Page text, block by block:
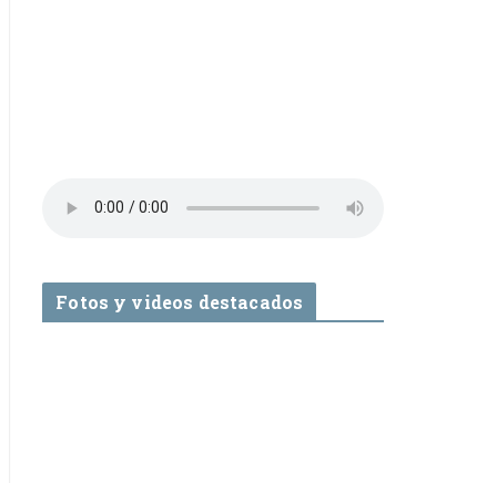
Fotos y videos destacados